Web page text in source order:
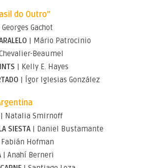
do Outro”
Gachot
| Mário Patrocinio
Beaumel
| Kelly E. Hayes
| Ígor Iglesias González
| Natalia Smirnoff
SIESTA | Daniel Bustamante
Hofman
| Anahí Berneri